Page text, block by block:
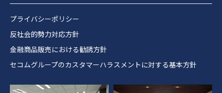
プライバシーポリシー
反社会的勢力対応方針
金融商品販売における勧誘方針
セコムグループのカスタマーハラスメントに対する基本方針